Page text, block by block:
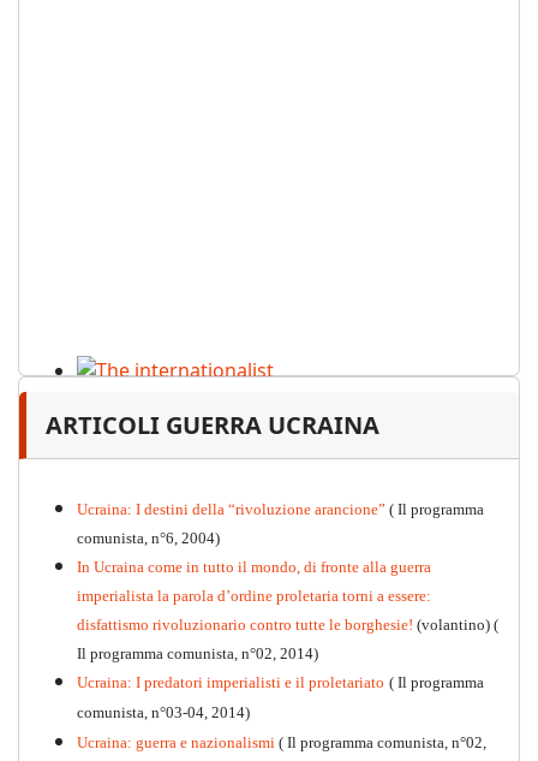
PDF n.12, 2026
ARTICOLI GUERRA UCRAINA
Ucraina: I destini della “rivoluzione arancione” ( Il programma
comunista, n°6, 2004)
In Ucraina come in tutto il mondo, di fronte alla guerra
imperialista la parola d’ordine proletaria torni a essere:
disfattismo rivoluzionario contro tutte le borghesie! (volantino) (
Il programma comunista, n°02, 2014)
Ucraina: I predatori imperialisti e il proletariato ( Il programma
comunista, n°03-04, 2014)
Ucraina: guerra e nazionalismi ( Il programma comunista, n°02,